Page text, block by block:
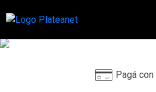
Pagá con